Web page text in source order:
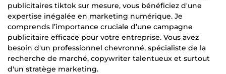
publicitaires tiktok sur mesure, vous bénéficiez d'une
expertise inégalée en marketing numérique. Je
comprends l’importance cruciale d’une campagne
publicitaire efficace pour votre entreprise. Vous avez
besoin d'un professionnel chevronné, spécialiste de la
recherche de marché, copywriter talentueux et surtout
d'un stratège marketing.